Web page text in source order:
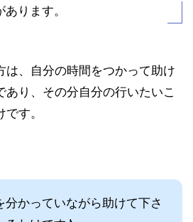
ります。
は、自分の時間をつかって助け
あり、その分自分の行いたいこ
す。
分かっていながら助けて下さ